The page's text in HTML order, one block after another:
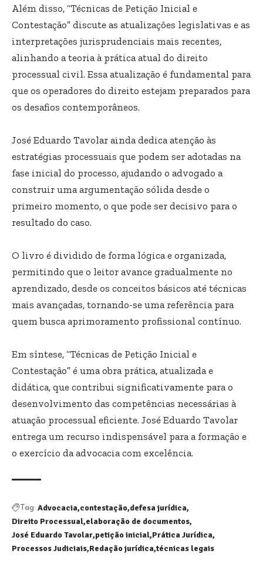
Além disso, “Técnicas de Petição Inicial e
Contestação” discute as atualizações legislativas e as
interpretações jurisprudenciais mais recentes,
alinhando a teoria à prática atual do direito
processual civil. Essa atualização é fundamental para
que os operadores do direito estejam preparados para
os desafios contemporâneos.
José Eduardo Tavolar ainda dedica atenção às
estratégias processuais que podem ser adotadas na
fase inicial do processo, ajudando o advogado a
construir uma argumentação sólida desde o
primeiro momento, o que pode ser decisivo para o
resultado do caso.
O livro é dividido de forma lógica e organizada,
permitindo que o leitor avance gradualmente no
aprendizado, desde os conceitos básicos até técnicas
mais avançadas, tornando-se uma referência para
quem busca aprimoramento profissional contínuo.
Em síntese, “Técnicas de Petição Inicial e
Contestação” é uma obra prática, atualizada e
didática, que contribui significativamente para o
desenvolvimento das competências necessárias à
atuação processual eficiente. José Eduardo Tavolar
entrega um recurso indispensável para a formação e
o exercício da advocacia com excelência.
Tag: Advocacia contestação defesa jurídica
Direito Processual elaboração de documentos
José Eduardo Tavolar petição inicial Prática Jurídica
Processos Judiciais Redação jurídica técnicas legais